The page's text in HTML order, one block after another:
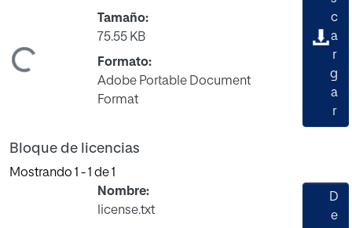
Tamaño:
75.55 KB
Formato:
Adobe Portable Document
Format
c
a
r
g
a
r
Bloque de licencias
Mostrando 1 - 1 de 1
Nombre:
license.txt
D
e